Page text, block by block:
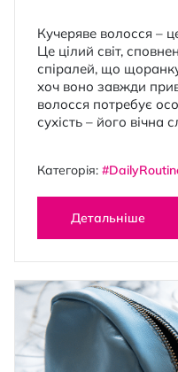
Кучеряве волосся –
Це цілий світ,
спіралей, що
хоч воно завжди
волосся потребує
сухість – його вічна
Категорія:
Детальніше